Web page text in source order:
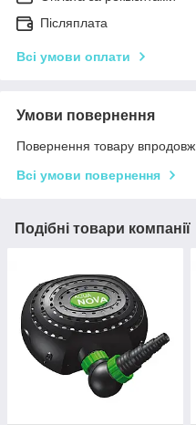
Післяплата
Всі умови оплати
Умови повернення
Повернення товару
Всі умови повернення
Подібні товари компанії